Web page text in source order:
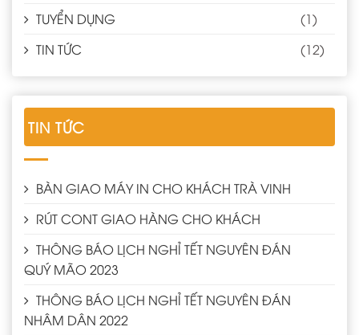
TUYỂN DỤNG
(1)
TIN TỨC
(12)
TIN TỨC
BÀN GIAO MÁY IN CHO KHÁCH TRÀ VINH
RÚT CONT GIAO HÀNG CHO KHÁCH
THÔNG BÁO LỊCH NGHỈ TẾT NGUYÊN ĐÁN
QUÝ MÃO 2023
THÔNG BÁO LỊCH NGHỈ TẾT NGUYÊN ĐÁN
NHÂM DÂN 2022